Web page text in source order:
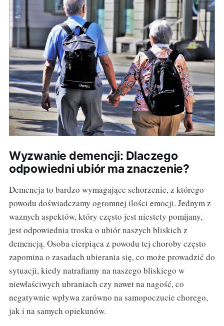
Wyzwanie demencji: Dlaczego
odpowiedni ubiór ma znaczenie?
Demencja to bardzo wymagające schorzenie, z którego
powodu doświadczamy ogromnej ilości emocji. Jednym z
waznych aspektów, który często jest niestety pomijany,
jest odpowiednia troska o ubiór naszych bliskich z
demencją. Osoba cierpiąca z powodu tej choroby często
zapomina o zasadach ubierania się, co może prowadzić do
sytuacji, kiedy natrafiamy na naszego bliskiego w
niewłaściwych ubraniach czy nawet na nagość, co
negatywnie wpływa zarówno na samopoczucie chorego,
jak i na samych opiekunów.